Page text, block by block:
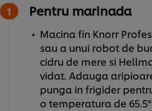
Pentru marinada
Macina fin Knorr
sau a unui robot de
cidru de mere si
vidat. Adauga
punga in frigider
o temperatura de